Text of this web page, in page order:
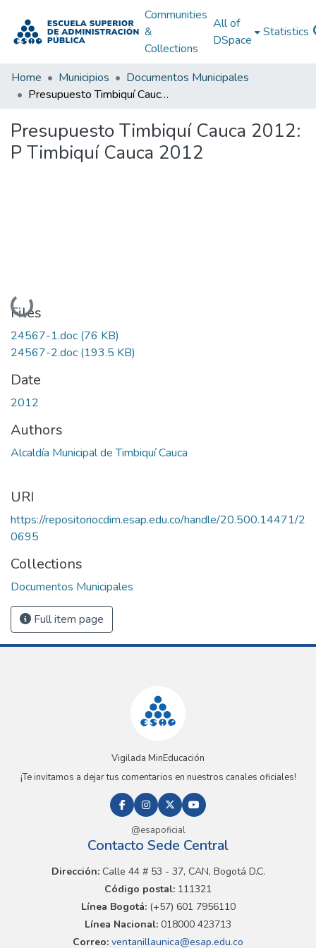
Communities
&
Collections
All of
DSpace
Statistics
Home Municipios
Documentos Municipales
Presupuesto Timbiquí Cauca 2012: P Timbiquí Cauca 2012
Presupuesto Timbiquí Cauca 2012:
P Timbiquí Cauca 2012
Loading...
Files
24567-1.doc (76 KB)
24567-2.doc (193.5 KB)
Date
2012
Authors
Alcaldía Municipal de Timbiquí Cauca
URI
https://repositoriocdim.esap.edu.co/handle/20.500.14471/2
0695
Collections
Documentos Municipales
Full item page
Vigilada MinEducación
¡Te invitamos a dejar tus comentarios en nuestros canales oficiales!
@esapoficial
Contacto Sede Central
Dirección:Calle 44 # 53 - 37, CAN, Bogotá D.C.
Código postal: 111321
Línea Bogotá:(+57) 601 7956110
Línea Nacional: 018000 423713
Correo: ventanillaunica@esap.edu.co